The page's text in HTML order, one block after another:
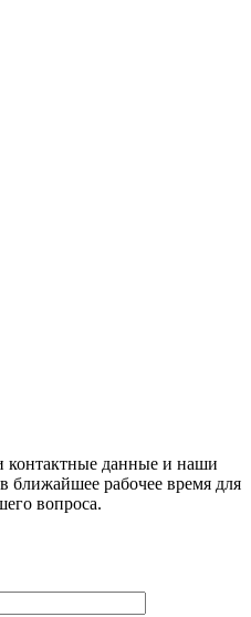
контактные данные и наши
ближайшее рабочее время для
вопроса.